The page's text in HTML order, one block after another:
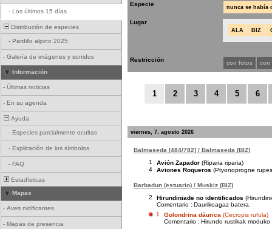
- Los últimos 15 días
Distribución de especies
- Pardillo alpino 2025
- Galería de imágenes y sonidos
Información
- Últimas noticias
- En su agenda
Ayuda
- Especies parcialmente ocultas
- Explicación de los símbolos
- FAQ
Estadísticas
Mapas
- Aves nidificantes
- Mapas de presencia
Especie
nunca se había
Lugar
ALA BIZ
Restricción con fotos con
1 2 3 4 5 6
viernes, 7. agosto 2026
Balmaseda [484/782] / Balmaseda (BIZ)
1
Avión Zapador (Riparia riparia)
4
Aviones Roqueros (Ptyonoprogne
Barbadun (estuario) / Muskiz (BIZ)
2
Hirundiniade no identificados
Comentario : Daurikoagaz batera.
1
Golondrina dáurica (Cecropis rufula)
Comentario : Hirundo rustikak